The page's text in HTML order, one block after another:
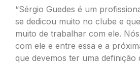
“Sérgio Guedes é um
se dedicou muito no clube e
muito de trabalhar com ele.
com ele e entre essa e a
que devemos ter uma definição